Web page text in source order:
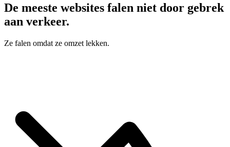
De meeste websites falen niet door gebrek
aan verkeer.
Ze falen omdat ze omzet lekken.